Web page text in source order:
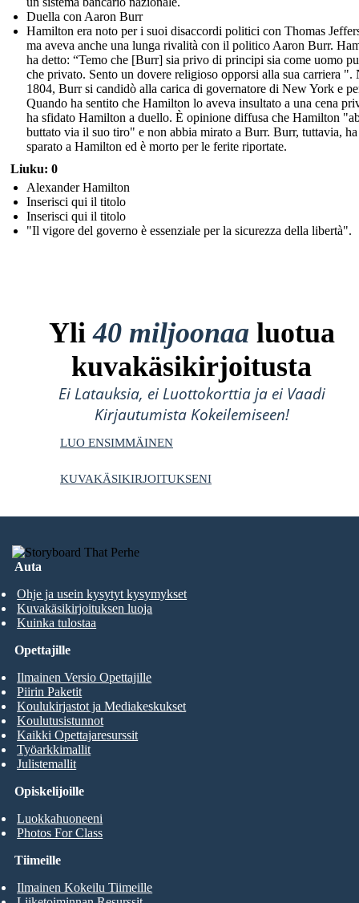
Duella con Aaron Burr
Hamilton era noto per i suoi disaccordi politici con Thomas
ma aveva anche una lunga rivalità con il politico Aaron Burr.
ha detto: “Temo che [Burr] sia privo di principi sia come uomo
che privato. Sento un dovere religioso opporsi alla sua carriera ".
1804, Burr si candidò alla carica di governatore di New York e
Quando ha sentito che Hamilton lo aveva insultato a una cena
ha sfidato Hamilton a duello. È opinione diffusa che Hamilton
buttato via il suo tiro" e non abbia mirato a Burr. Burr, tuttavia, ha
sparato a Hamilton ed è morto per le ferite riportate.
Liuku: 0
Alexander Hamilton
Inserisci qui il titolo
Inserisci qui il titolo
"Il vigore del governo è essenziale per la sicurezza della libertà".
Yli40 miljoonaa luotua
kuvakäsikirjoitusta
Ei Latauksia, ei Luottokorttia ja ei Vaadi
Kirjautumista Kokeilemiseen!
LUO ENSIMMÄINEN
KUVAKÄSIKIRJOITUKSENI
Auta
Ohje ja usein kysytyt kysymykset
Kuvakäsikirjoituksen luoja
Kuinka tulostaa
Opiskelijoille
Luokkahuoneeni
Photos For Class
Opettajille
Ilmainen Versio Opettajille
Piirin Paketit
Koulukirjastot ja Mediakeskukset
Koulutusistunnot
Kaikki Opettajaresurssit
Työarkkimallit
Julistemallit
Tiimeille
Ilmainen Kokeilu Tiimeille